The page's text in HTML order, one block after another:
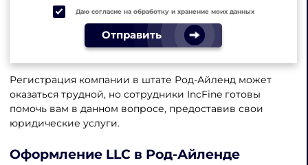
Даю согласие на обработку и хранение моих данных
Отправить
Регистрация компании в штате Род-Айленд может
оказаться трудной, но сотрудники IncFine готовы
помочь вам в данном вопросе, предоставив свои
юридические услуги.
Оформление LLC в Род-Айленде